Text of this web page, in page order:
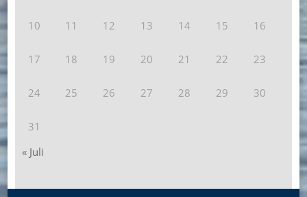
10 11 12 13 14 15 16
17 18 19 20 21 22 23
24 25 26 27 28 29 30
31
« Juli